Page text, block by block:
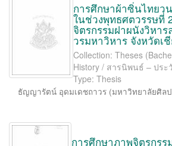
การศึกษาผ้าซิ่นไทยว
ในช่วงพุทธศตวรรษที่
จิตรกรรมฝาผนังวิหา
วรมหาวิหาร จังหวัดเ
Collection: Theses
History / สารนิพนธ์ – ปร
Type: Thesis
ธัญญารัตน์ อุดมเดชถาวร (มหาวิทยาลัยศิล
การศึกษาภาพจิตรกรร